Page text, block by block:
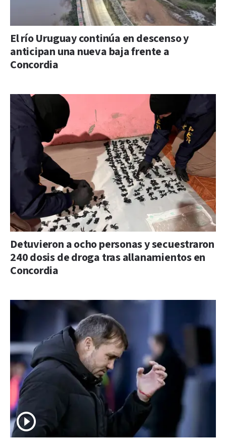
El río Uruguay continúa en descenso y
anticipan una nueva baja frente a
Concordia
Detuvieron a ocho personas y secuestraron
240 dosis de droga tras allanamientos en
Concordia